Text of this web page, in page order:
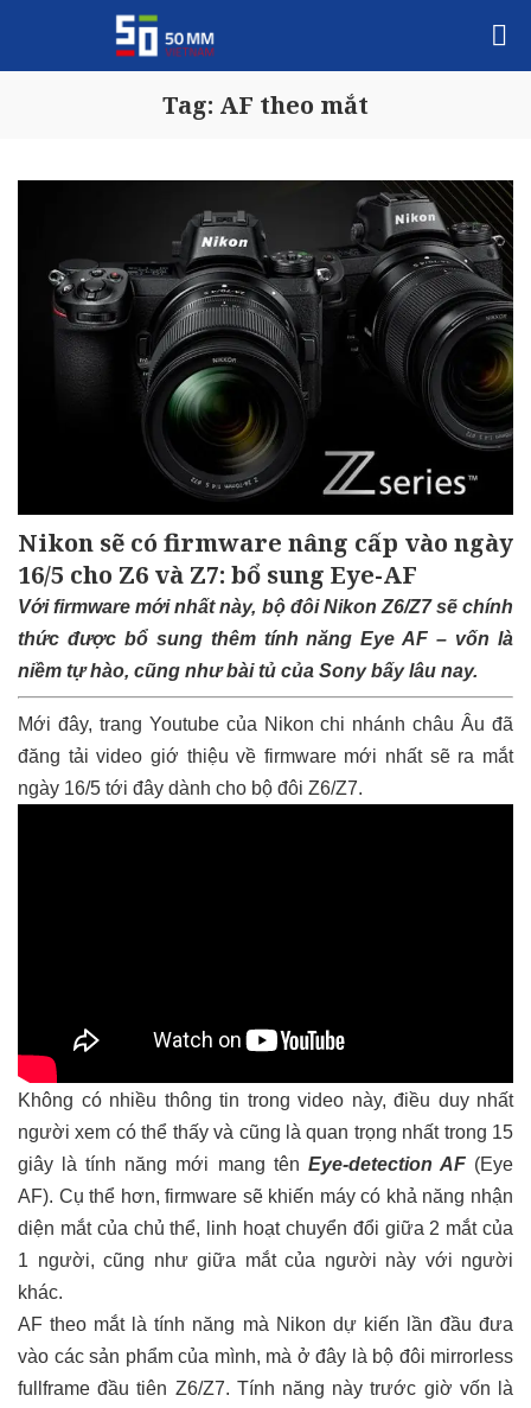
Tag: AF theo mắt
Nikon sẽ có firmware nâng cấp vào ngày
16/5 cho Z6 và Z7: bổ sung Eye-AF
Với firmware mới nhất này, bộ đôi Nikon Z6/Z7 sẽ chính
thức được bổ sung thêm tính năng Eye AF – vốn là
niềm tự hào, cũng như bài tủ của Sony bấy lâu nay.
Mới đây, trang Youtube của Nikon chi nhánh châu Âu đã
đăng tải video giớ thiệu về firmware mới nhất sẽ ra mắt
ngày 16/5 tới đây dành cho bộ đôi Z6/Z7.
Không có nhiều thông tin trong video này, điều duy nhất
người xem có thể thấy và cũng là quan trọng nhất trong 15
giây là tính năng mới mang tên Eye-detection AF (Eye
AF). Cụ thể hơn, firmware sẽ khiến máy có khả năng nhận
diện mắt của chủ thể, linh hoạt chuyển đổi giữa 2 mắt của
1 người, cũng như giữa mắt của người này với người
khác.
AF theo mắt là tính năng mà Nikon dự kiến lần đầu đưa
vào các sản phẩm của mình, mà ở đây là bộ đôi mirrorless
fullframe đầu tiên Z6/Z7. Tính năng này trước giờ vốn là